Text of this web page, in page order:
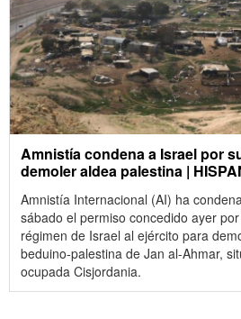
Amnistía condena a Israel por
demoler aldea palestina |
Amnistía Internacional (AI) ha
sábado el permiso concedido ayer
régimen de Israel al ejército para
beduino-palestina de Jan al-Ahmar,
ocupada Cisjordania.